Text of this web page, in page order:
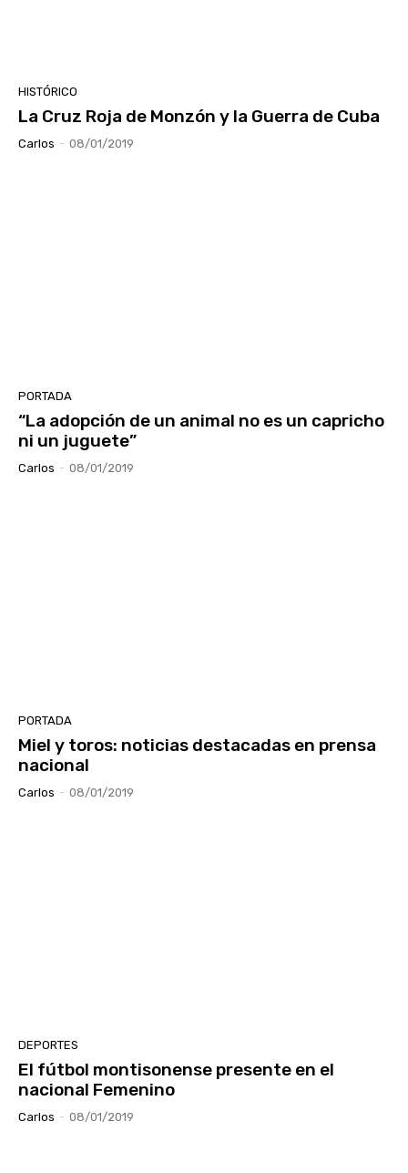
HISTÓRICO
La Cruz Roja de Monzón y la Guerra de Cuba
Carlos - 08/01/2019
PORTADA
“La adopción de un animal no es un capricho
ni un juguete”
Carlos - 08/01/2019
PORTADA
Miel y toros: noticias destacadas en prensa
nacional
Carlos - 08/01/2019
DEPORTES
El fútbol montisonense presente en el
nacional Femenino
Carlos - 08/01/2019